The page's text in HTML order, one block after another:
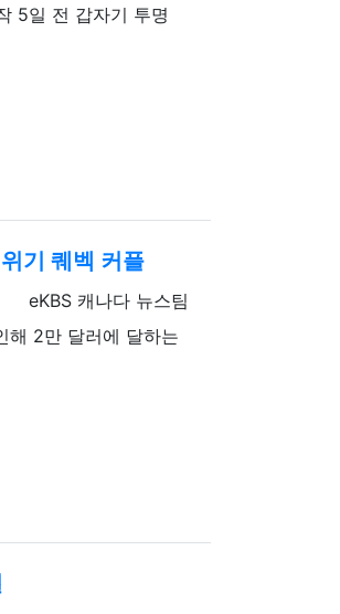
5일 전 갑자기 투명
기 퀘벡 커플
등록자
eKBS 캐나다 뉴스팀
해 2만 달러에 달하는